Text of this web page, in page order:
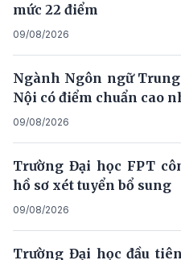
mức 22 điểm
09/08/2026
Ngành Ngôn ngữ
Nội có điểm chuẩn cao
09/08/2026
Trường Đại học FPT
hồ sơ xét tuyển bổ sung
09/08/2026
Trường Đại học đầu